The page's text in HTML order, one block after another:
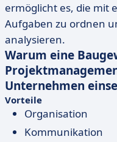
ermöglicht es, die mit
Aufgaben zu ordnen
analysieren.
Warum eine
Unternehmen
Vorteile
Organisation
Kommunikation